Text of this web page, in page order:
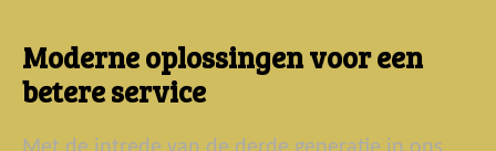
Moderne oplossingen voor een
betere service